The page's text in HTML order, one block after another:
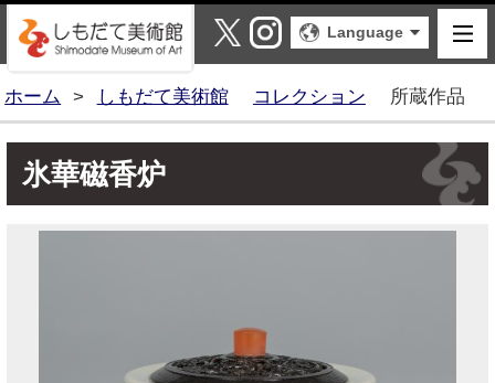
しもだて美術館
X Instagram
Language
ホーム > しもだて美術館 コレクション 所蔵作品
氷華磁香炉